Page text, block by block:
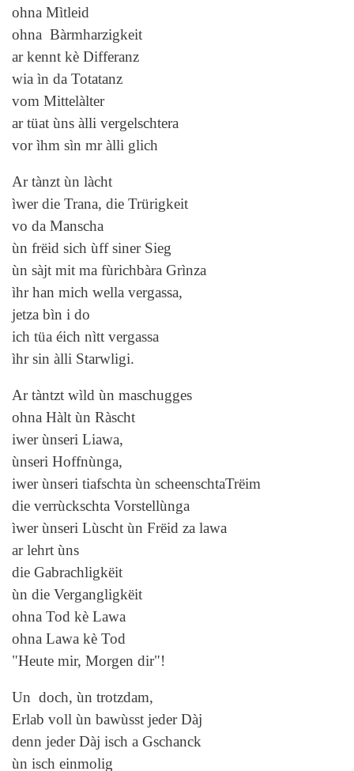
ohna Mìtleid
ohna Bàrmharzigkeit
ar kennt kè Differanz
wia ìn da Totatanz
vom Mittelàlter
ar tüat ùns àlli vergelschtera
vor ìhm sìn mr àlli glich
Ar tànzt ùn làcht
ìwer die Trana, die Trürigkeit
vo da Manscha
ùn frëid sich ùff siner Sieg
ùn sàjt mit ma fùrichbàra Grìnza
ìhr han mich wella vergassa,
jetza bìn i do
ich tüa éich nìtt vergassa
ìhr sin àlli Starwligi.
Ar tàntzt wìld ùn maschugges
ohna Hàlt ùn Ràscht
iwer ùnseri Liawa,
ùnseri Hoffnùnga,
iwer ùnseri tiafschta ùn scheenschtaTrëim
die verrùckschta Vorstellùnga
ìwer ùnseri Lùscht ùn Frëid za lawa
ar lehrt ùns
die Gabrachligkëit
ùn die Vergangligkëit
ohna Tod kè Lawa
ohna Lawa kè Tod
"Heute mir, Morgen dir"!
Un doch, ùn trotzdam,
Erlab voll ùn bawùsst jeder Dàj
denn jeder Dàj isch a Gschanck
ùn isch einmolig